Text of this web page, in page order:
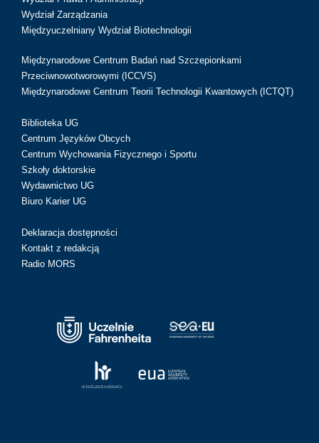
Wydział Zarządzania
Międzyuczelniany Wydział Biotechnologii
Międzynarodowe Centrum Badań nad Szczepionkami
Przeciwnowotworowymi (ICCVS)
Międzynarodowe Centrum Teorii Technologii Kwantowych (ICTQT)
Biblioteka UG
Centrum Języków Obcych
Centrum Wychowania Fizycznego i Sportu
Szkoły doktorskie
Wydawnictwo UG
Biuro Karier UG
Deklaracja dostępności
Kontakt z redakcją
Radio MORS